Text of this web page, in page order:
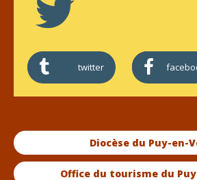
twitter
Diocèse du Puy-en-
Office du tourisme du